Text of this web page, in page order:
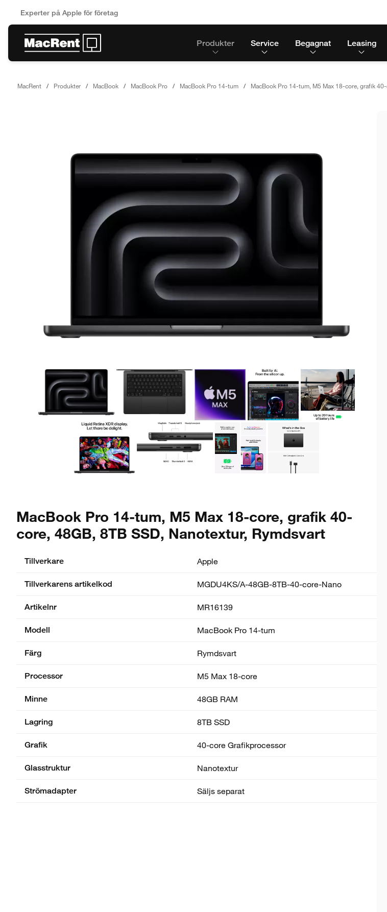
Experter på Apple för företag
Produkter Service Begagnat Leasing
MacRent Produkter MacBook MacBook Pro MacBook Pro 14-tum MacBook Pro 14-tum, M5 Max 18-core, grafik
MacBook Pro 14-tum, M5 Max 18-core, grafik 40-
core, 48GB, 8TB SSD, Nanotextur, Rymdsvart
Tillverkare Apple
Tillverkarens artikelkod MGDU4KS/A-48GB-8TB-40-core-Nano
Artikelnr MR16139
Modell MacBook Pro 14-tum
Färg Rymdsvart
Processor M5 Max 18-core
Minne 48GB RAM
Lagring 8TB SSD
Grafik 40-core Grafik­processor
Glasstruktur Nanotextur
Strömadapter Säljs separat